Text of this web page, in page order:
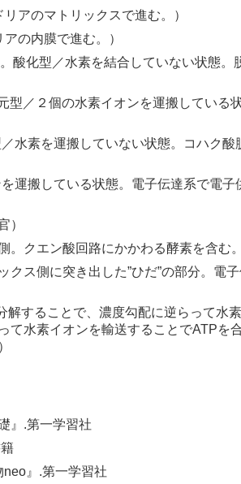
アのマトリックスで進む。）
の内膜で進む。）
酸化型／水素を結合していない状態。
／２個の水素イオンを運搬している
水素を運搬していない状態。コハク酸
運搬している状態。電子伝達系で電子
）
クエン酸回路にかかわる酵素を含む。
ス側に突き出した”ひだ”の部分。電
することで、濃度勾配に逆らって水
て水素イオンを輸送することでATPを
』.第一学習社
』.第一学習社